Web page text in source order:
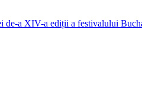
de-a XIV-a ediții a festivalului